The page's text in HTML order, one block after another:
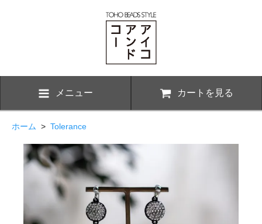
メニュー カートを見る
ホーム > Tolerance